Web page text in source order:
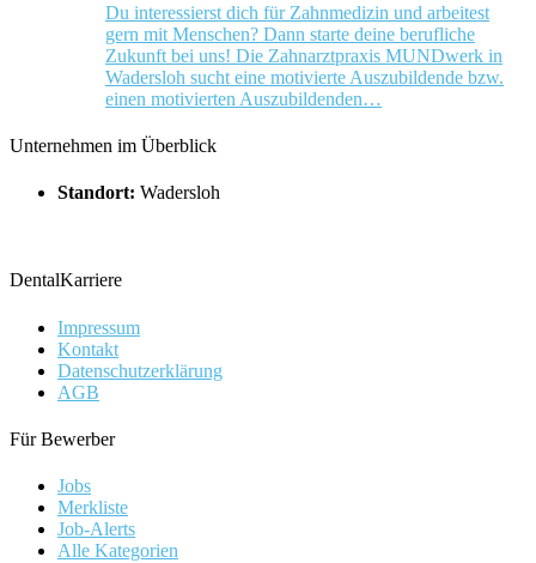
Du interessierst dich für Zahnmedizin und arbeitest
gern mit Menschen? Dann starte deine berufliche
Zukunft bei uns! Die Zahnarztpraxis MUNDwerk in
Wadersloh sucht eine motivierte Auszubildende bzw.
einen motivierten Auszubildenden…
Unternehmen im Überblick
Standort: Wadersloh
DentalKarriere
Impressum
Kontakt
Datenschutzerklärung
AGB
Für Bewerber
Jobs
Merkliste
Job-Alerts
Alle Kategorien